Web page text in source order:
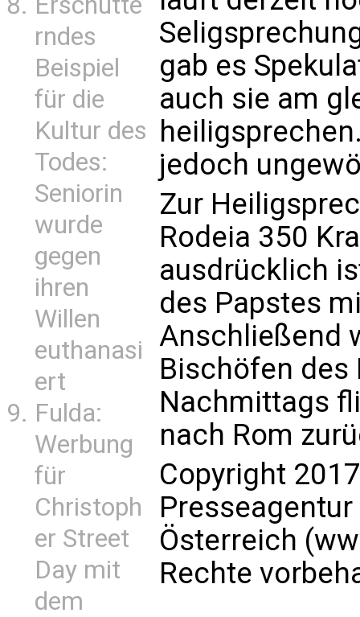
rndes
Beispiel
für die
Kultur des
Todes:
Seniorin
wurde
gegen
ihren
Willen
euthanasi
ert
Fulda:
Werbung
für
Christoph
er Street
Day mit
dem
gab es
auch sie am
jedoch
Zur
Rodeia 350
ausdrücklich
des Papstes
Anschließend
Bischöfen des
Nachmittags
nach Rom
Copyright
Presseagentur
Österreich
Rechte